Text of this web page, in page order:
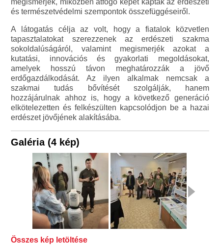
megismerjék, miközben átfogó képet kaptak az erdészeti
és természetvédelmi szempontok összefüggéseiről.
A látogatás célja az volt, hogy a fiatalok közvetlen
tapasztalatokat szerezzenek az erdészeti szakma
sokoldalúságáról, valamint megismerjék azokat a
kutatási, innovációs és gyakorlati megoldásokat,
amelyek hosszú távon meghatározzák a jövő
erdőgazdálkodását. Az ilyen alkalmak nemcsak a
szakmai tudás bővítését szolgálják, hanem
hozzájárulnak ahhoz is, hogy a következő generáció
elkötelezetten és felkészülten kapcsolódjon be a hazai
erdészet jövőjének alakításába.
Galéria (4 kép)
Összes kép letöltése